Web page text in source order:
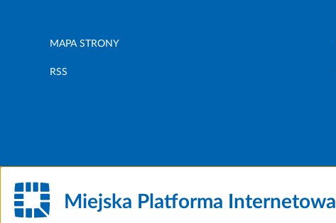
MAPA STRONY
RSS
Miejska Platforma